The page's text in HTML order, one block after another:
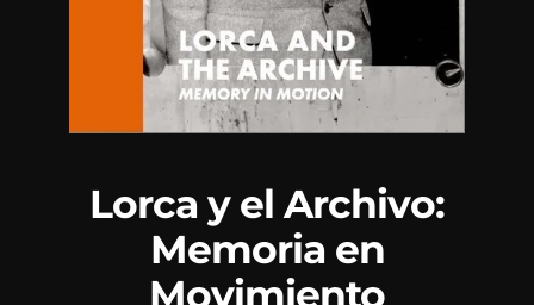
Lorca y el Archivo:
Memoria en
Movimiento